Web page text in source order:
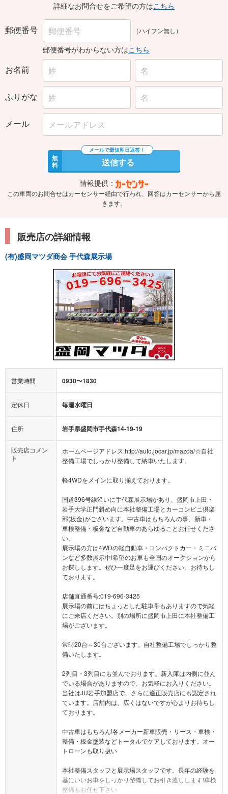
詳細なお問合せをご希望の方はこちら
郵便番号 （ハイフン無し）
郵便番号がわからない方はこちら
お名前
ふりがな
メール
無
料 送信する
情報提供：
この車両のお問合せはカーセンサー経由で行われ、回答はカーセンサーから届
きます。
販売店の詳細情報
(有)盛岡マツダ商会 手代森展示場
営業時間 0930〜1830
定休日 毎週水曜日
住所 岩手県盛岡市手代森14-19-19
販売店コメン
ト
ホームページアドレス:http://auto.jocar.jp/mazda/☆自社
整備工場でしっかり整備して納車いたします。
軽4WDをメインに取り揃えております。
国道396号線沿いに手代森展示場があり、盛岡市上田・
岩手大学正門斜め向に本社整備工場とカーコンビニ倶楽
部(板金)がございます。中古車はもちろんの事、新車・
車検整備・板金など自動車のあらゆることお任せくださ
い。
展示場の方は4WDの軽自動車・コンパクトカー・ミニバ
ンなど多数展示中!希望のお車も全国のオークションから
お探しします。ぜひ一度足をお運びください。お待ちし
ております。
店舗直通番号:019-696-3425
展示場の前にはちょっとした駐車帯もありますので気軽
にご来店ください。別の場所に盛岡市上田に本社整備工
場がございます。
常時20台～30台ございます。自社整備工場でしっかり整
備いたします。
2列目・3列目にも並んでおります。新入庫は内側に並ん
でいる場合がありますので、お気軽にお入りください。
当社はJU岩手加盟店で、さらに適正販売店にも認定され
ています。店舗内は、広くはないですが心よりお待ちし
ております。
中古車はもちろん!各メーカー新車販売・リース・車検・
整備・板金塗装などトータルでケアしております。オー
トローンも取り扱い
本社整備スタッフと展示場スタッフです。長年の経験を
基にいいお車をしっかり整備してお引き渡しします!車検
整備もお任せ下さい